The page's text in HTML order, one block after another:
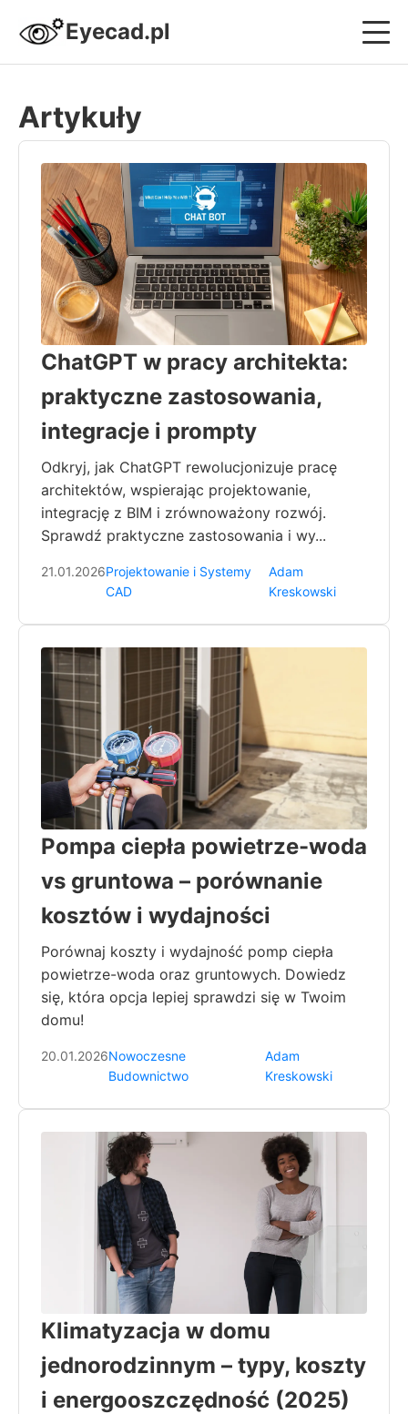
Eyecad.pl
Nowoczesne Budownictwo
Design i Wnętrza
Strefa Sprzętowa
Kariera i Biznes Inżyniera
Artykuły
ChatGPT w pracy architekta:
praktyczne zastosowania,
integracje i prompty
Odkryj, jak ChatGPT rewolucjonizuje pracę
architektów, wspierając projektowanie,
integrację z BIM i zrównoważony rozwój.
Sprawdź praktyczne zastosowania i wy...
21.01.2026Projektowanie i Systemy
CAD
Adam
Kreskowski
Pompa ciepła powietrze-woda
vs gruntowa – porównanie
kosztów i wydajności
Porównaj koszty i wydajność pomp ciepła
powietrze-woda oraz gruntowych. Dowiedz
się, która opcja lepiej sprawdzi się w Twoim
domu!
20.01.2026Nowoczesne
Budownictwo
Adam
Kreskowski
Klimatyzacja w domu
jednorodzinnym – typy, koszty
i energooszczędność (2025)